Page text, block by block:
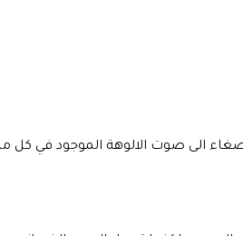
الى صوت الالوهة الموجود